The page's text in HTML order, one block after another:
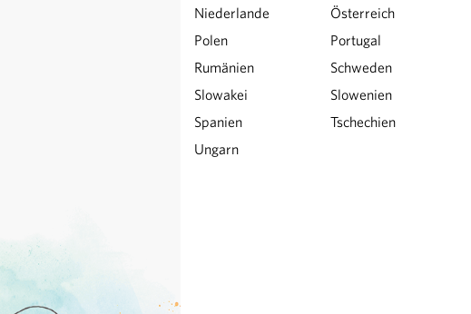
Niederlande
Österreich
Polen
Portugal
Rumänien
Schweden
Slowakei
Slowenien
Spanien
Tschechien
Ungarn